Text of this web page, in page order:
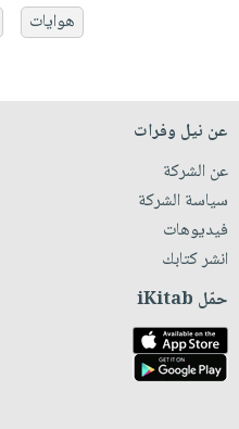
هوايات
عن نيل وفرات
عن الشركة
سياسة الشركة
فيديوهات
انشر كتابك
حمّل iKitab